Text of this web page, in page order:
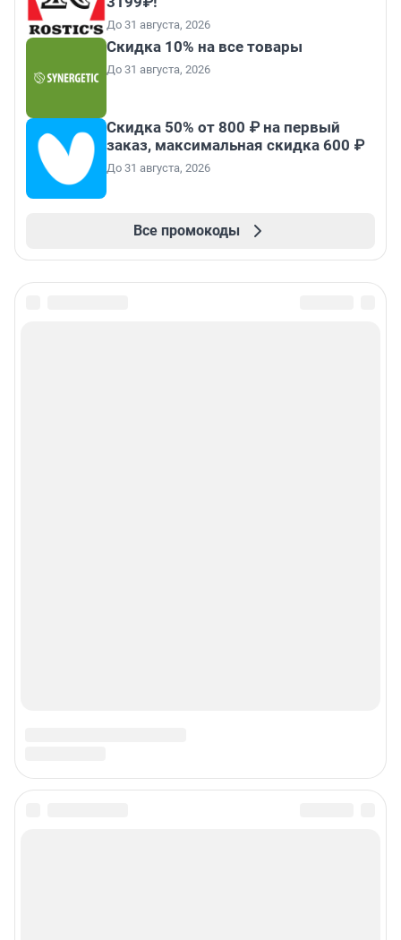
До 31 августа, 2026
Скидка 10% на все товары
До 31 августа, 2026
Скидка 50% от 800 ₽ на первый
заказ, максимальная скидка 600 ₽
До 31 августа, 2026
Все промокоды